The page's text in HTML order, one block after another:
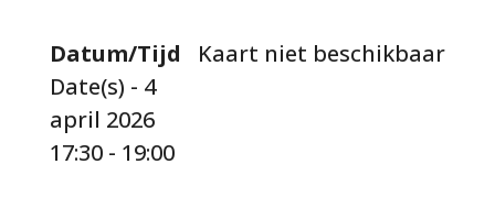
Kaart niet beschikbaar
Datum/Tijd
Date(s) - 4
april 2026
17:30 - 19:00